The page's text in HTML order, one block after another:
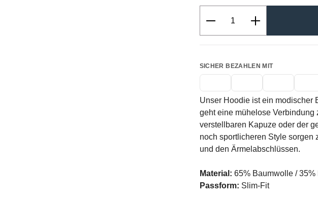
Produkt Anzahl: Gib
SICHER BEZAHLEN MIT
Unser Hoodie ist ein modischer
geht eine mühelose
verstellbaren Kapuze oder der
noch sportlicheren Style sorgen
und den Ärmelabschlüssen.
Material: 65% Baumwolle / 35%
Passform: Slim-Fit